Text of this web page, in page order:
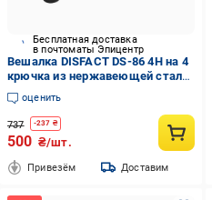
Бесплатная доставка
в почтоматы Эпицентр
Вешалка DISFACT DS-86 4H на 4
крючка из нержавеющей стали
Черный (2172)
оценить
737 -237 ₴
500 ₴/шт.
Привезём Доставим